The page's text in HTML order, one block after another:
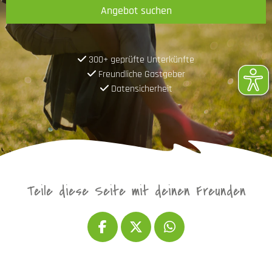
Angebot suchen
300+ geprüfte Unterkünfte
Freundliche Gastgeber
Datensicherheit
Teile diese Seite mit deinen Freunden